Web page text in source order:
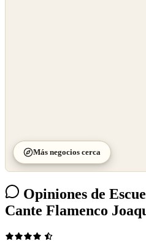
Más negocios cerca
Opiniones de
Cante Flamenco